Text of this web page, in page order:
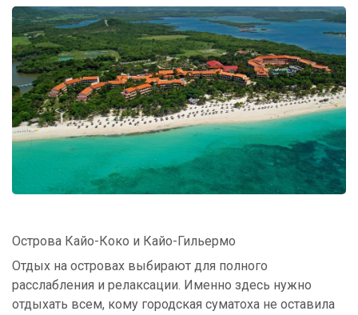
Острова Кайо-Коко и Кайо-Гильермо
Отдых на островах выбирают для полного
расслабления и релаксации. Именно здесь нужно
отдыхать всем, кому городская суматоха не оставила